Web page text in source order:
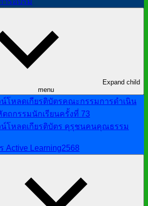
Expand child
menu
น์โหลดเกียรติบัตรคณะกรรมการดำเนิน
ถกรรมนักเรียนครั้งที่ 73
น์โหลดเกียรติบัตร คุรุชนคนคุณธรรม
Active Learning2568